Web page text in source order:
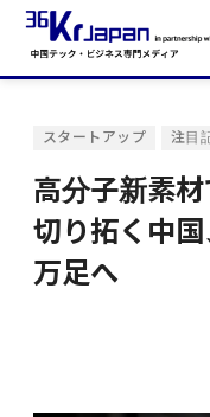
スタートアップ 注目
高分子新素
切り拓く中
万足へ